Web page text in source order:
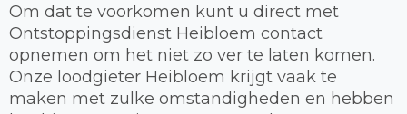
Om dat te voorkomen kunt u direct met
Ontstoppingsdienst Heibloem contact
opnemen om het niet zo ver te laten komen.
Onze loodgieter Heibloem krijgt vaak te
maken met zulke omstandigheden en hebben